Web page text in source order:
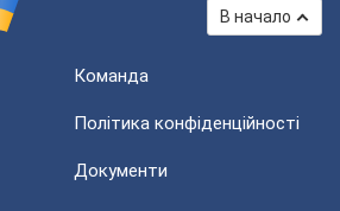
В начало
Команда
Політика конфіденційності
Документи